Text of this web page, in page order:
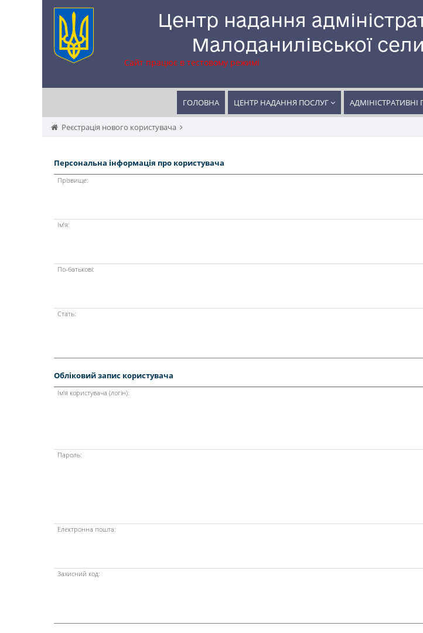
Центр надання
Малоданилівської
Сайт працює в тестовому режимі
ГОЛОВНА ЦЕНТР НАДАННЯ ПОСЛУГ АДМІНІСТРАТИВНІ
Реєстрація нового користувача
Персональна інформація про користувача
Прізвище:
Ім’я:
По-батькові:
Стать:
Обліковий запис користувача
Ім'я користувача (логін):
Пароль:
Електронна пошта:
Захисний код: